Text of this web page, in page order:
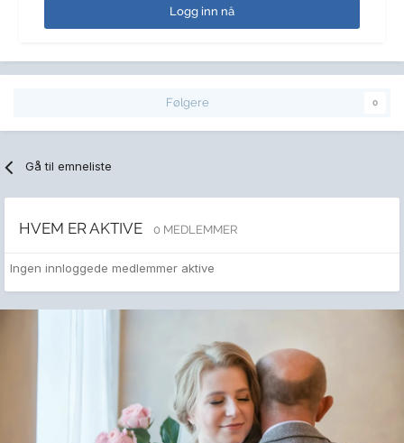
Logg inn nå
Følgere 0
Gå til emneliste
HVEM ER AKTIVE 0 MEDLEMMER
Ingen innloggede medlemmer aktive